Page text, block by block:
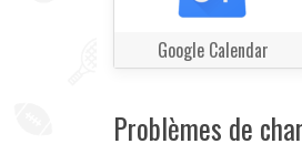
Google Calendar
Problèmes de